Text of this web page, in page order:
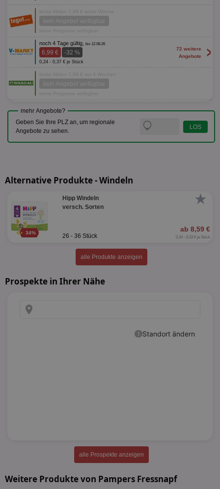
letzte Aktion 7,99 € letzte Woche
kein Angebot verfügbar
keine Prognose verfügbar
noch 4 Tage gültig, bis 12.08.26
6,99 € -32 %
0,24 - 0,37 € je Stück
72 weitere
Angebote
>
letzte Aktion 7,99 € vor 4 Wochen
kein Angebot verfügbar
keine Prognose verfügbar
mehr Angebote?
Geben Sie Ihre PLZ an, um regionale
Angebote zu sehen.
Alternative Produkte - Windeln
★
34%
Hipp Windeln
versch. Sorten
ab 8,59 €
26 - 36 Stück 0,24 - 0,33 € je Stück
alle Produkte anzeigen
Prospekte in Ihrer Nähe
alle Prospekte anzeigen
Weitere Produkte von Pampers Fressnapf